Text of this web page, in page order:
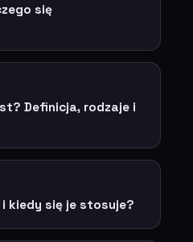
się
Definicja, rodzaje i
kiedy się je stosuje?